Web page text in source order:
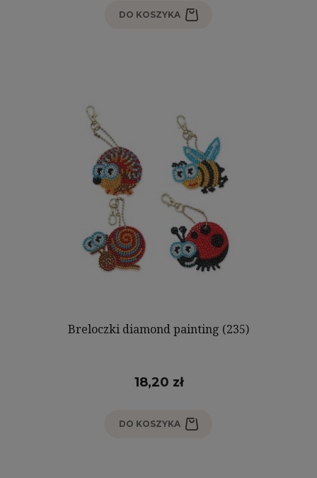
DO KOSZYKA
Breloczki diamond painting (235)
18,20 zł
DO KOSZYKA